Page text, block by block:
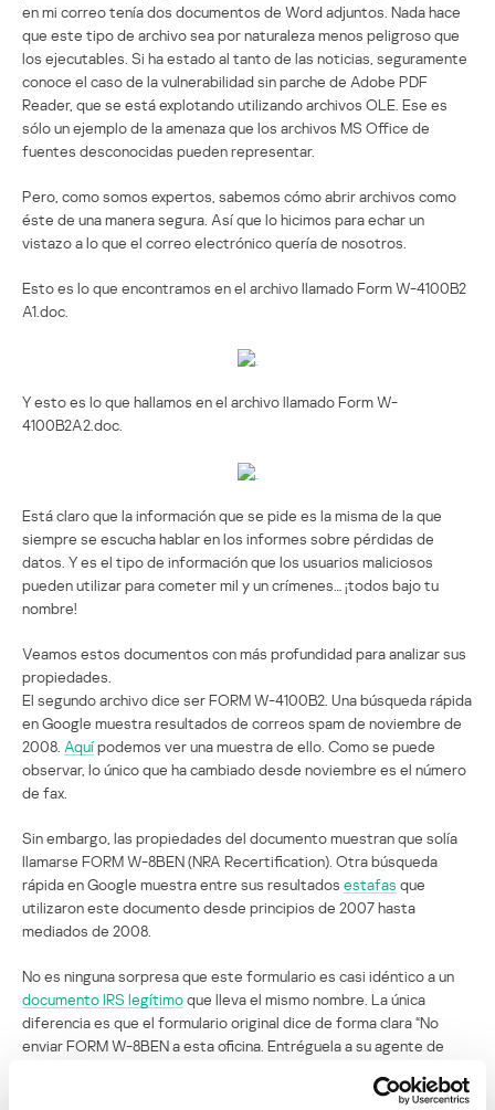
en mi correo tenía dos documentos de Word adjuntos. Nada hace
que este tipo de archivo sea por naturaleza menos peligroso que
los ejecutables. Si ha estado al tanto de las noticias, seguramente
conoce el caso de la vulnerabilidad sin parche de Adobe PDF
Reader, que se está explotando utilizando archivos OLE. Ese es
sólo un ejemplo de la amenaza que los archivos MS Office de
fuentes desconocidas pueden representar.
Pero, como somos expertos, sabemos cómo abrir archivos como
éste de una manera segura. Así que lo hicimos para echar un
vistazo a lo que el correo electrónico quería de nosotros.
Esto es lo que encontramos en el archivo llamado Form W-4100B2
A1.doc.
Y esto es lo que hallamos en el archivo llamado Form W-
4100B2A2.doc.
Está claro que la información que se pide es la misma de la que
siempre se escucha hablar en los informes sobre pérdidas de
datos. Y es el tipo de información que los usuarios maliciosos
pueden utilizar para cometer mil y un crímenes… ¡todos bajo tu
nombre!
Veamos estos documentos con más profundidad para analizar sus
propiedades.
El segundo archivo dice ser FORM W-4100B2. Una búsqueda rápida
en Google muestra resultados de correos spam de noviembre de
2008. Aquípodemos ver una muestra de ello. Como se puede
observar, lo único que ha cambiado desde noviembre es el número
de fax.
Sin embargo, las propiedades del documento muestran que solía
llamarse FORM W-8BEN (NRA Recertification). Otra búsqueda
rápida en Google muestra entre sus resultados estafas que
utilizaron este documento desde principios de 2007 hasta
mediados de 2008.
No es ninguna sorpresa que este formulario es casi idéntico a un
documento IRS legítimoque lleva el mismo nombre. La única
diferencia es que el formulario original dice de forma clara “No
enviar FORM W-8BEN a esta oficina. Entréguela a su agente de